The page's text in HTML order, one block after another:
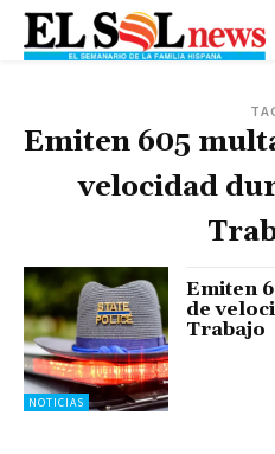
Emiten 605
velocidad
NOTICIAS
Emiten
de
Trabajo